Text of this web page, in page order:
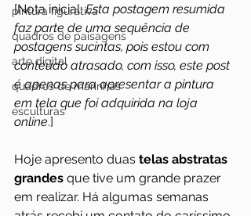
pintura figurativa
quadros de paisagens
arte digital
quadros de marinhas
esculturas
[Nota inicial: Esta postagem resumida
faz parte de uma sequência de
postagens sucintas, pois estou com
conteúdo atrasado, com isso, este post
é apenas para apresentar a pintura
em tela que foi adquirida na loja
online.]
Hoje apresento duas telas abstratas
grandes que tive um grande prazer
em realizar. Há algumas semanas